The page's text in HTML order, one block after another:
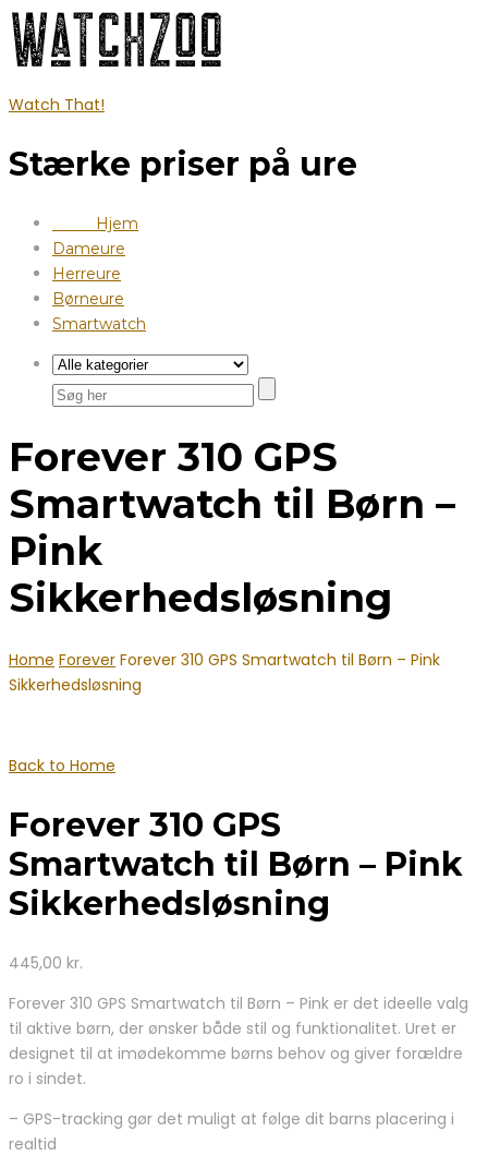
Watch That!
Stærke priser på ure
Hjem
Dameure
Herreure
Børneure
Smartwatch
Forever 310 GPS
Smartwatch til Børn –
Pink
Sikkerhedsløsning
Home Forever Forever 310 GPS Smartwatch til Børn – Pink
Sikkerhedsløsning
Back to Home
Forever 310 GPS
Smartwatch til Børn – Pink
Sikkerhedsløsning
445,00 kr.
Forever 310 GPS Smartwatch til Børn – Pink er det ideelle valg
til aktive børn, der ønsker både stil og funktionalitet. Uret er
designet til at imødekomme børns behov og giver forældre
ro i sindet.
– GPS-tracking gør det muligt at følge dit barns placering i
realtid